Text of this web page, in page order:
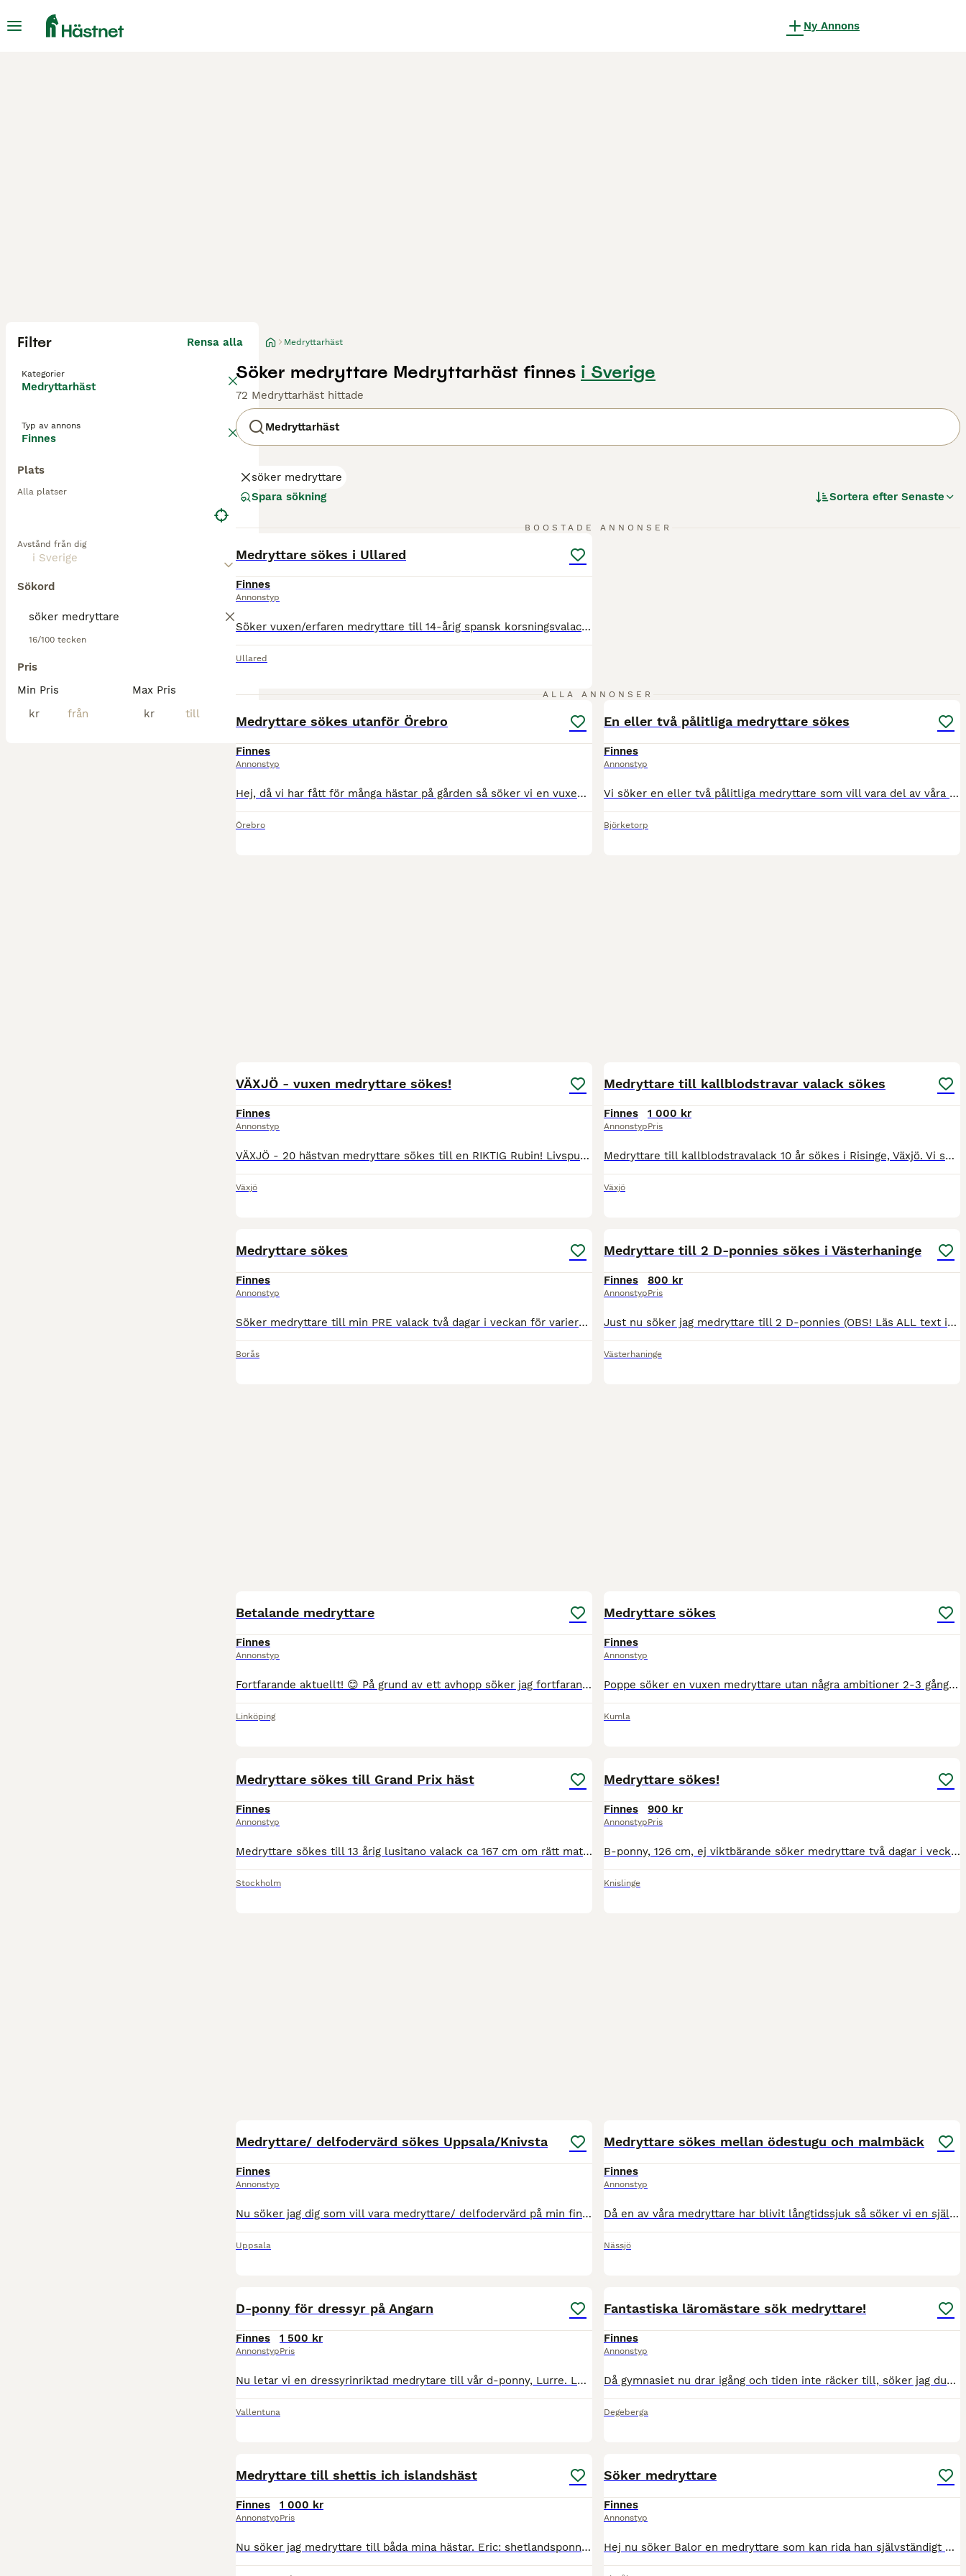
Ny Annons
Filter Rensa alla
Kategorier
Medryttarhäst
Typ av annons
Finnes
Plats
Alla platser
Avstånd från dig
Sökord
16/100 tecken
Pris
Min Pris
kr
Max Pris
kr
Medryttarhäst
Söker medryttare Medryttarhäst finnes i Sverige
72 Medryttarhäst hittade
Medryttarhäst
söker medryttare
Spara sökning
Sortera efter Senaste
BOOSTADE ANNONSER
Medryttare sökes i Ullared
Finnes
Annonstyp
Söker vuxen/erfaren medryttare till 14-årig spansk korsningsvalack, ca 150 hög. Anledning: pga olycka i höstas är det oklart om jag kommer igång igen, men man ska inte säga aldrig. Tills vidare marktränar jag honom och går promenader och rider väldigt korta turer ibland. Så han behöver få komma ut på rejäla turer i skog o mark. Jag går med i början för att visa olika r
Ullared
ALLA ANNONSER
Medryttare sökes utanför Örebro
Finnes
Annonstyp
Hej, då vi har fått för många hästar på gården så söker vi en vuxen medryttare till vår fina Mister Iceman. Han är en 8 årig varmblods valack. Han är supersnäll i all hantering och ridning. Han blir l
Örebro
En eller två pålitliga medryttare sökes
Finnes
Annonstyp
Vi söker en eller två pålitliga medryttare som vill vara del av våra underbara hästars liv. Hemma hos oss bor hästarna på lösdrift. Det innebär att du som medryttare förväntas mocka ligghall och hag
Björketorp
VÄXJÖ - vuxen medryttare sökes!
Finnes
Annonstyp
VÄXJÖ - 20 hästvan medryttare sökes till en RIKTIG Rubin! Livspusslet går inte ihop under åtminstone ett år fram i tiden och nu söker jag en självgående, erfaren och pålitlig medryttare med HJÄRTA
Växjö
Medryttare till kallblodstravar valack sökes
Finnes
Annonstyp
1 000 kr
Pris
Medryttare till kallblodstravalack 10 år sökes i Risinge, Växjö. Vi söker efter en engagerad medryttare för ett långsiktigt samarbete. Vi söker dig som har kommit lite längre i din ridning, har b
Växjö
Medryttare sökes
Finnes
Annonstyp
Söker medryttare till min PRE valack två dagar i veckan för varierad ridning. Han är snäll men har lite nerv. Kan bli stressad när han inte förstår. Sedan hans bästa vän fick tas bort så tycker han en
Borås
Medryttare till 2 D-ponnies sökes i Västerhaninge
Finnes
Annonstyp
800 kr
Pris
Just nu söker jag medryttare till 2 D-ponnies (OBS! Läs ALL text innan du skickar meddelande om du är intresserad): Lecker (Liten D-ponny Bild 1-2) – Han är väldigt osäker i sig och behöver en ryttare
Västerhaninge
Betalande medryttare
Finnes
Annonstyp
Fortfarande aktuellt! 😊 På grund av ett avhopp söker jag fortfarande rätt person. Jag söker en betalande medryttare eller eventuellt en heltidsfodervärd till mitt fantastiska svenska halvblod. Han
Linköping
Medryttare sökes
Finnes
Annonstyp
Poppe söker en vuxen medryttare utan några ambitioner 2-3 gånger i veckan för mysiga skogsturer. Han är en liten varmblodstravare på 152cm, ej skolad så han vet i stort sett endast vad rakt fram är f
Kumla
Medryttare sökes till Grand Prix häst
Finnes
Annonstyp
Medryttare sökes till 13 årig lusitano valack ca 167 cm om rätt match hittas. Söker rutinerad vuxen dressyrryttare som kan hjälpa mig 1-2 dagar i veckan och hjälp när jag reser bort. Ridning och stal
Stockholm
Medryttare sökes!
Finnes
Annonstyp
900 kr
Pris
B-ponny, 126 cm, ej viktbärande söker medryttare två dagar i veckan då dottern behöver avlastning pga 2 ponnyer. Vår ponny är ett bestämt sto som söker en ryttare som kommit längre i sin ridning, ej
Knislinge
Medryttare/ delfodervärd sökes Uppsala/Knivsta
Finnes
Annonstyp
Nu söker jag dig som vill vara medryttare/ delfodervärd på min fina fullblodsvalack 3 dagar per vecka med flexibilitet för att även kunna hjälpa till mer vid semestrar, storhelger osv. Musse är 161
Uppsala
Medryttare sökes mellan ödestugu och malmbäck
Finnes
Annonstyp
Då en av våra medryttare har blivit långtidssjuk så söker vi en självgående och ansvarstagande medryttare till 8 årigt sto som står mellan malmbäck och ödestugu Det finns belyst ridbana i stallet och
Nässjö
D-ponny för dressyr på Angarn
Finnes
Annonstyp
1 500 kr
Pris
Nu letar vi en dressyrinriktad medrytare till vår d-ponny, Lurre. Lurre tränas och tävlas i hoppning, och har tävlat upp till msva. Hon är ett 13 årigt sto, från irland. Lurre står på Angarns Rörby g
Vallentuna
Fantastiska läromästare sök medryttare!
Finnes
Annonstyp
Då gymnasiet nu drar igång och tiden inte räcker till, söker jag duktiga och stabila medryttare (ca 2–3 dagar/vecka per häst) till våra välutbildade hästar. Vi söker dig som vill trimma på marken, fok
Degeberga
Medryttare till shettis ich islandshäst
Finnes
Annonstyp
1 000 kr
Pris
Nu söker jag medryttare till båda mina hästar. Eric: shetlandsponny, ca 107 hög och suuuupersnäll söker en liten medryttare. Har tävlats i både ponnytrav och monte så han kan springa snabbt. Gärna en
Söker medryttare
Finnes
Annonstyp
Hej nu söker Balor en medryttare som kan rida han självständigt några dagar i veckan. Ungefär 2-4 gånger i veckan. Balor är en maxad D ponny på 11 år och är väldigt snäll men har sina påhitt ibland.